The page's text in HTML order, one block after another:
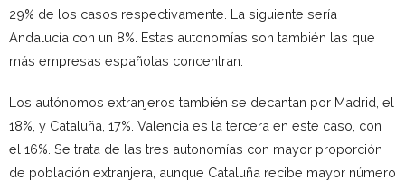
29% de los casos respectivamente. La siguiente sería
Andalucía con un 8%. Estas autonomías son también las que
más empresas españolas concentran.
Los autónomos extranjeros también se decantan por Madrid, el
18%, y Cataluña, 17%. Valencia es la tercera en este caso, con
el 16%. Se trata de las tres autonomías con mayor proporción
de población extranjera, aunque Cataluña recibe mayor número